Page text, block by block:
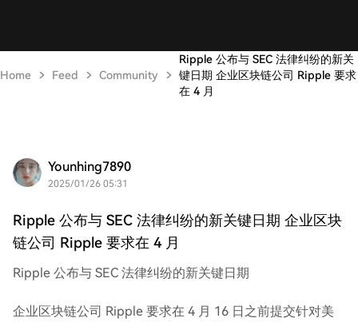
Home Feed Community
Ripple 公布与 SEC 法律纠纷的新关
键日期 企业区块链公司 Ripple 要求
在 4 月
Younhing7890
2025/01/26 05:31
Ripple 公布与 SEC 法律纠纷的新关键日期 企业区块
链公司 Ripple 要求在 4 月
Ripple 公布与 SEC 法律纠纷的新关键日期
企业区块链公司 Ripple 要求在 4 月 16 日之前提交针对美